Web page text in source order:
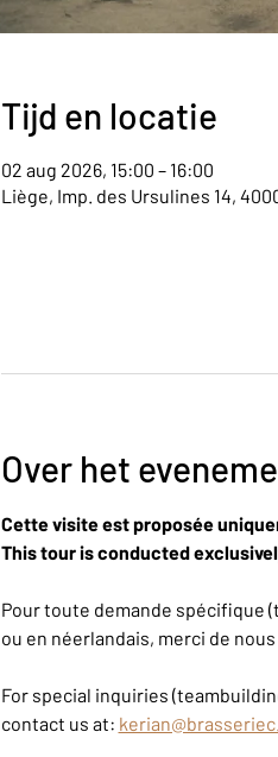
Tijd en locatie
02 aug 2026, 15:00 – 16:00
Liège, Imp. des Ursulines 14,
Over het
Cette visite est proposée
This tour is conducted
Pour toute demande spécifique
ou en néerlandais, merci de
For special inquiries
contact us at: